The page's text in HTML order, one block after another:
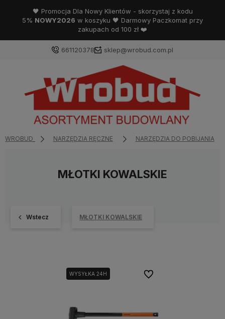
🖤 Promocja Dla Nowy Klientów - skorzystaj z kodu
5% NOWY2026 w koszyku 🖤 Darmowy Paczkomat przy
zakupach od 100 zł ❤️
661120378 sklep@wrobud.com.pl
WROBUD NARZĘDZIA RĘCZNE NARZĘDZIA DO POBIJANIA
MŁOTKI KOWALSKIE
Wstecz MŁOTKI KOWALSKIE
WYSYŁKA 24H Do ulubionych